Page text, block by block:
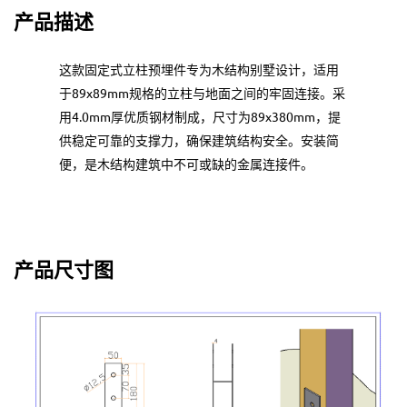
产品描述
这款固定式立柱预埋件专为木结构别墅设计，适用
于89x89mm规格的立柱与地面之间的牢固连接。采
用4.0mm厚优质钢材制成，尺寸为89x380mm，提
供稳定可靠的支撑力，确保建筑结构安全。安装简
便，是木结构建筑中不可或缺的金属连接件。
产品尺寸图